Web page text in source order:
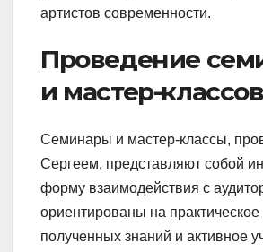
артистов современности.
Проведение
и мастер-классов
Семинары и мастер-классы,
Сергеем, представляют собой
форму взаимодействия с
ориентированы на
полученных знаний и активное